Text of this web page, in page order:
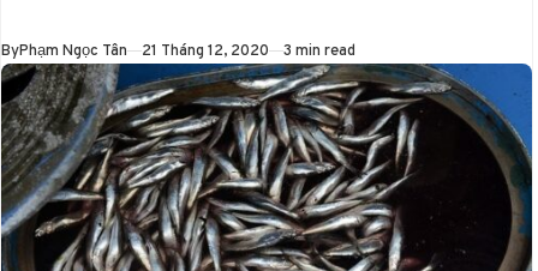
blennioids và…
ByPhạm Ngọc Tân Published
21 Tháng 12, 2020 3 min read